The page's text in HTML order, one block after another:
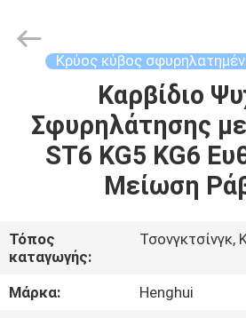
ΠΡΟΪΌΝΤΑ
ΠΕΡΊΠΟΥ
ΕΜΕΊΣ
Κρύος κύβος
Καρβίδιο
Σφυρηλάτησης
ST6 KG5 KG6
Μείωση
Τόπος
καταγωγής:
Τσονγκτσίνγκ,
Μάρκα:
Henghui